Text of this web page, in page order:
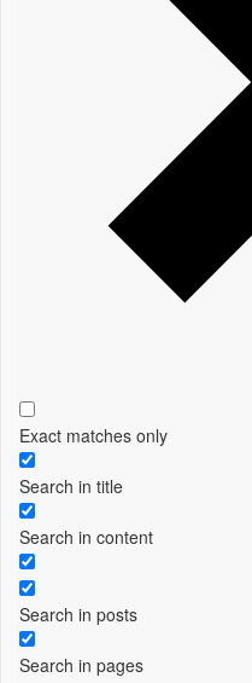
Exact matches only
Search in title
Search in content
Search in posts
Search in pages